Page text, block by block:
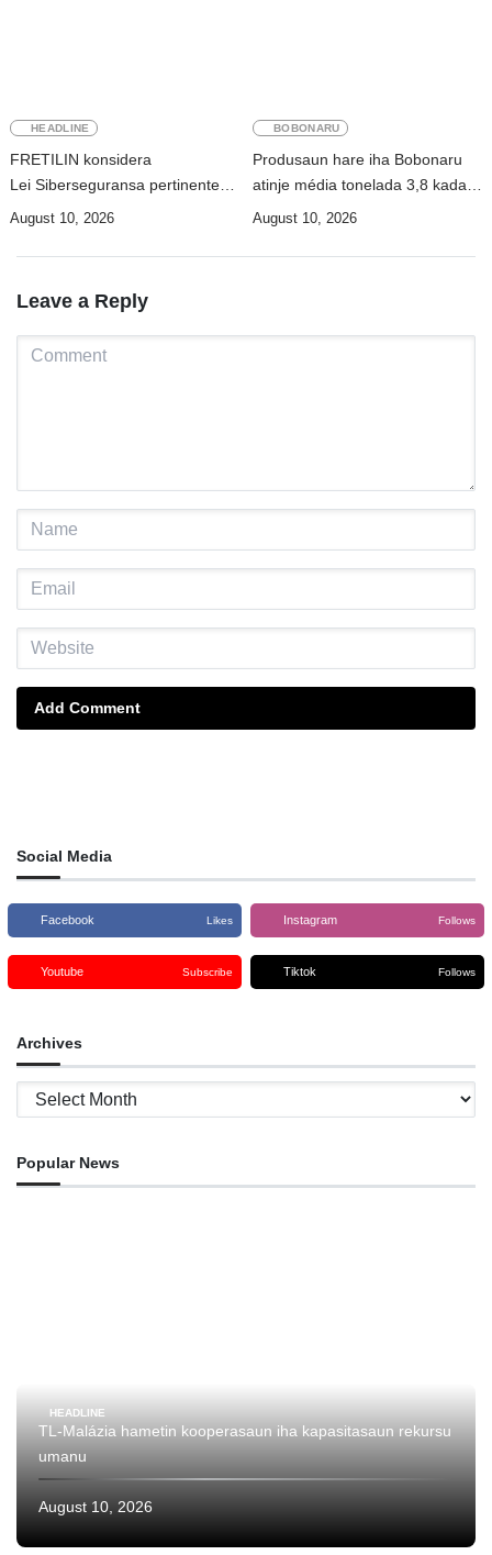
HEADLINE
FRETILIN konsidera
Lei Siberseguransa pertinente
ba kombate scame online
August 10, 2026
BOBONARU
Produsaun hare iha Bobonaru
atinje média tonelada 3,8 kada
ektare iha époka dahuluk
August 10, 2026
Leave a Reply
Add Comment
Social Media
Facebook Likes Instagram Follows
Youtube Subscribe Tiktok Follows
Archives
Archives
Popular News
HEADLINE
TL-Malázia hametin kooperasaun iha kapasitasaun rekursu
umanu
August 10, 2026